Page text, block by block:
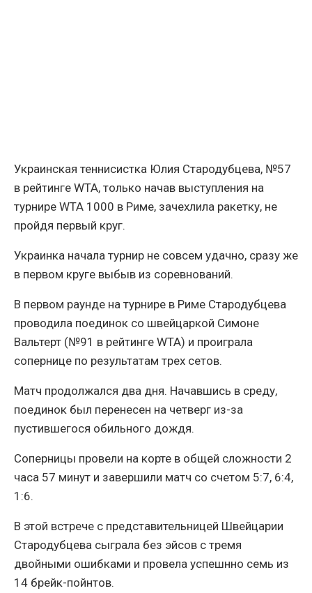
Украинская теннисистка Юлия Стародубцева, №57
в рейтинге WTA, только начав выступления на
турнире WTA 1000 в Риме, зачехлила ракетку, не
пройдя первый круг.
Украинка начала турнир не совсем удачно, сразу же
в первом круге выбыв из соревнований.
В первом раунде на турнире в Риме Стародубцева
проводила поединок со швейцаркой Симоне
Вальтерт (№91 в рейтинге WTA) и проиграла
сопернице по результатам трех сетов.
Матч продолжался два дня. Начавшись в среду,
поединок был перенесен на четверг из-за
пустившегося обильного дождя.
Соперницы провели на корте в общей сложности 2
часа 57 минут и завершили матч со счетом 5:7, 6:4,
1:6.
В этой встрече с представительницей Швейцарии
Стародубцева сыграла без эйсов с тремя
двойными ошибками и провела успешнно семь из
14 брейк-пойнтов.